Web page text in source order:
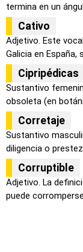
termina en un
Cativo
Adjetivo. Este
Galicia en España,
Cipripédicas
Sustantivo
obsoleta (en
Corretaje
Sustantivo
diligencia o
Corruptible
Adjetivo. La
puede